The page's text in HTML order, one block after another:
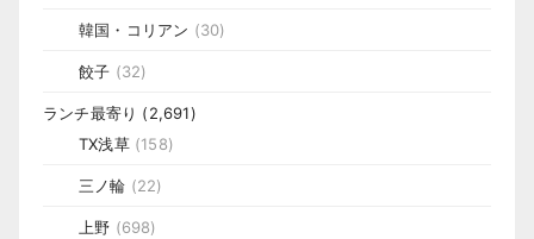
韓国・コリアン (30)
餃子 (32)
ランチ最寄り (2,691)
TX浅草(158)
三ノ輪 (22)
上野 (698)